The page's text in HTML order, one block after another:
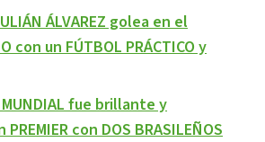
ÁLVAREZ golea en el
con un FÚTBOL PRÁCTICO y
fue brillante y
con DOS BRASILEÑOS